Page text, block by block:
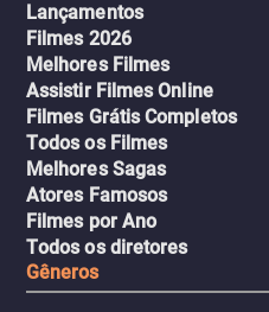
Lançamentos
Filmes 2026
Melhores Filmes
Assistir Filmes Online
Filmes Grátis Completos
Todos os Filmes
Melhores Sagas
Atores Famosos
Filmes por Ano
Todos os diretores
Gêneros